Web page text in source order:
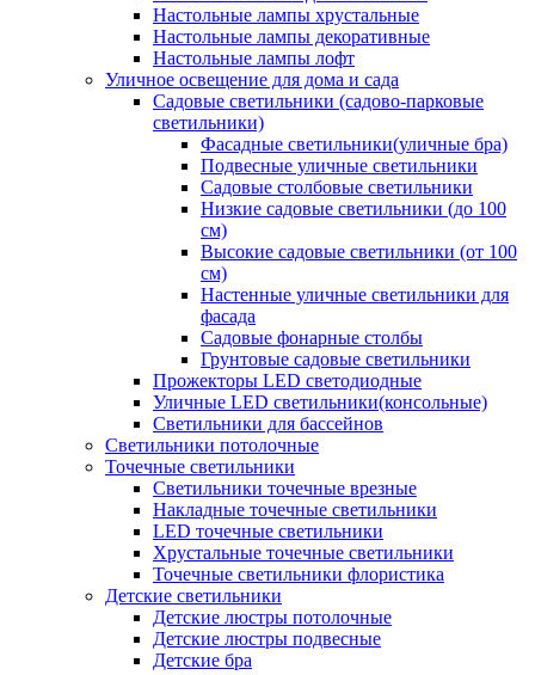
Настольные лампы хрустальные
Настольные лампы декоративные
Настольные лампы лофт
Уличное освещение для дома и сада
Садовые светильники (садово-парковые
светильники)
Фасадные светильники(уличные бра)
Подвесные уличные светильники
Садовые столбовые светильники
Низкие садовые светильники (до 100
см)
Высокие садовые светильники (от 100
см)
Настенные уличные светильники для
фасада
Садовые фонарные столбы
Грунтовые садовые светильники
Прожекторы LED светодиодные
Уличные LED светильники(консольные)
Светильники для бассейнов
Светильники потолочные
Точечные светильники
Светильники точечные врезные
Накладные точечные светильники
LED точечные светильники
Хрустальные точечные светильники
Точечные светильники флористика
Детские светильники
Детские люстры потолочные
Детские люстры подвесные
Детские бра